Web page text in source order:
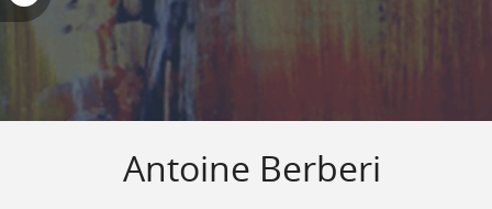
Antoine Berberi